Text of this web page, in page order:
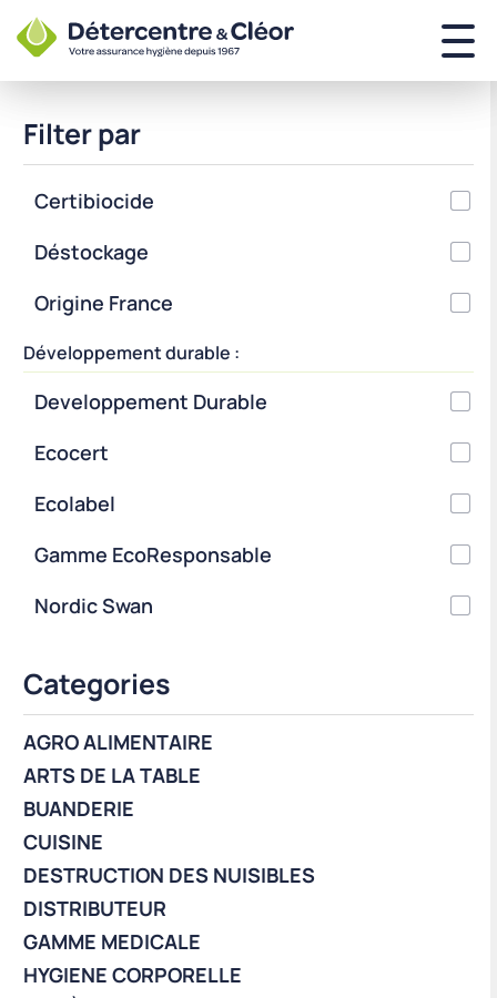
Filter par
Certibiocide
Déstockage
Origine France
Développement durable :
Developpement Durable
Ecocert
Ecolabel
Gamme EcoResponsable
Nordic Swan
Categories
AGRO ALIMENTAIRE
ARTS DE LA TABLE
BUANDERIE
CUISINE
DESTRUCTION DES NUISIBLES
DISTRIBUTEUR
GAMME MEDICALE
HYGIENE CORPORELLE